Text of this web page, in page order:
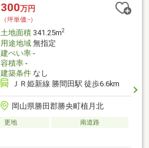
300万円
（坪単価:-）
土地面積341.25m2
用途地域無指定
建ぺい率-
容積率-
建築条件なし
ＪＲ姫新線 勝間田駅 徒歩6.6km
岡山県勝田郡勝央町植月北
更地
南道路